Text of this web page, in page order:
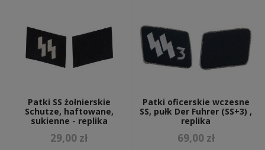
Patki SS żołnierskie
Schutze, haftowane,
sukienne - replika
29,00 zł
Patki oficerskie wczesne
SS, pułk Der Fuhrer (SS+3) ,
replika
69,00 zł